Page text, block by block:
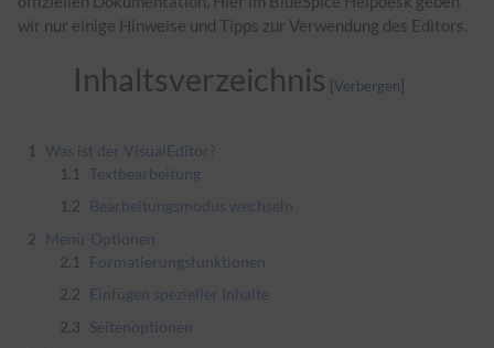
wir nur einige Hinweise und Tipps zur Verwendung des Editors.
Inhaltsverzeichnis
1
Was ist der VisualEditor?
1.1
Textbearbeitung
1.2 Bearbeitungsmodus wechseln
2 Menü-Optionen
2.1
Formatierungsfunktionen
2.2 Einfügen spezieller Inhalte
2.3 Seitenoptionen